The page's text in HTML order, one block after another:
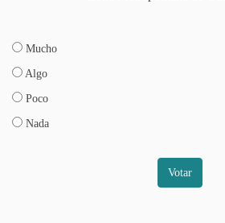
Mucho
Algo
Poco
Nada
Votar